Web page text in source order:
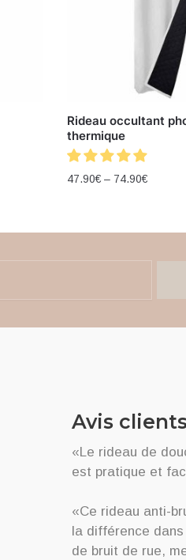
Rideau occultant
thermique
47.90€– 74.90€
Avis clients
«Le rideau de
est pratique et
«Ce rideau anti-
la différence
de bruit de rue,